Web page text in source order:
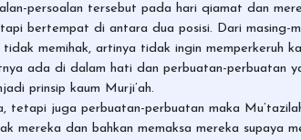
persoalan tersebut pada hari qiamat dan
bertempat di antara dua posisi. Dari masing-
memihak, artinya tidak ingin memperkeruh
ada di dalam hati dan perbuatan-perbuatan
prinsip kaum Murji’ah.
tetapi juga perbuatan-perbuatan maka
dan bahkan memaksa mereka supaya